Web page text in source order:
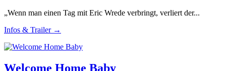
„Wenn man einen Tag mit Eric Wrede verbringt, verliert der...
Infos & Trailer →
Welcome Home Baby